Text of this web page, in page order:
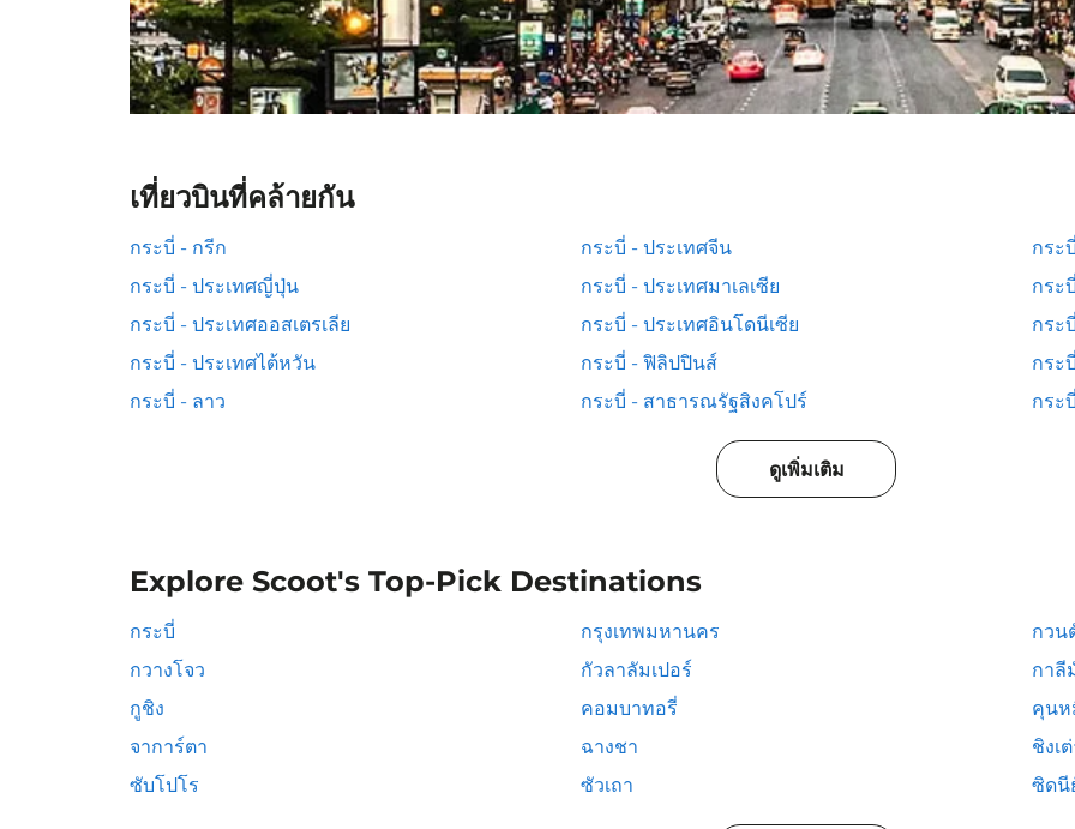
เที่ยวบินที่คล้ายกัน
กระบี่ - กรีก กระบี่ - ประเทศจีน
กระ
กระบี่ - ประเทศญี่ปุ่น
กระบี่ - ประเทศมาเลเซีย
กระ
กระบี่ - ประเทศออสเตรเลีย
กระบี่ - ประเทศอินโดนีเซีย
กระ
กระบี่ - ประเทศไต้หวัน
กระบี่ - ฟิลิปปินส์
กระ
กระบี่ - ลาว
กระบี่ - สาธารณรัฐสิงคโปร์ กระ
ดูเพิ่มเติม
Explore Scoot's Top-Pick Destinations
กระบี่ กรุงเทพมหานคร
กวน
กวางโจว
กัวลาลัมเปอร์
กาลี
กูชิง
คอมบาทอรี่
คุนห
จาการ์ตา
ฉางชา
ชิงเ
ซับโปโร
ซัวเถา ซิดนี